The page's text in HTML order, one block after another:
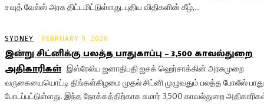
சவுத் வேல்ஸ் அரசு திட்டமிட்டுள்ளது. புதிய விதிகளின் கீழ்,...
SYDNEY FEBRUARY 9, 2026
இன்று சிட்னிக்கு பலத்த பாதுகாப்பு – 3,500 காவல்துறை
அதிகாரிகள் இஸ்ரேலிய ஜனாதிபதி ஐசக் ஹெர்சாக்கின் அரசுமுறை
வருகையையொட்டி திங்கள்கிழமை முதல் சிட்னி முழுவதும் பலத்த போலீஸ்
போடப்பட்டுள்ளது. இந்த நோக்கத்திற்காக சுமார் 3,500 காவல்துறை